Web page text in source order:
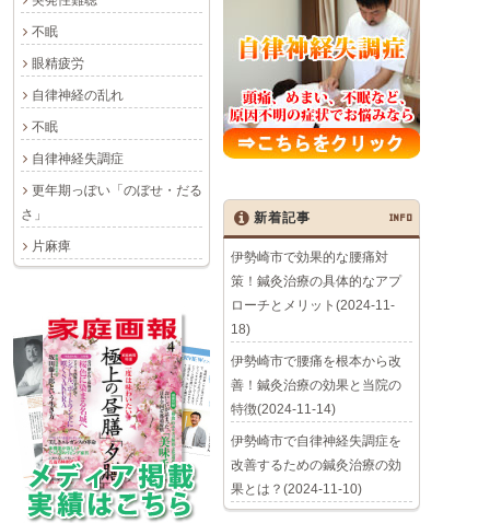
不眠
眼精疲労
自律神経の乱れ
不眠
自律神経失調症
更年期っぽい「のぼせ・だる
さ」
片麻痺
新着記事 INFO
伊勢崎市で効果的な腰痛対
策！鍼灸治療の具体的なアプ
ローチとメリット(2024-11-
18)
伊勢崎市で腰痛を根本から改
善！鍼灸治療の効果と当院の
特徴(2024-11-14)
伊勢崎市で自律神経失調症を
改善するための鍼灸治療の効
果とは？(2024-11-10)